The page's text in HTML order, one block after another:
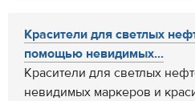
Красители для светлых
помощью невидимых...
Красители для светлых
невидимых маркеров и